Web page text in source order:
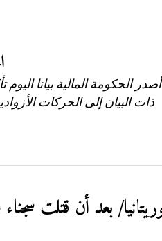
أصدر الحكومة المالية بيانا
ذات البيان إلى الحركات
بعد أن قتلت